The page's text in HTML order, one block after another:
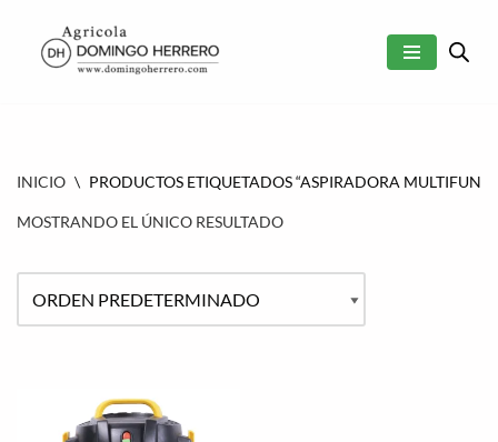
SALTAR
INICIO \ PRODUCTOS ETIQUETADOS “ASPIRADORA
MOSTRANDO EL ÚNICO RESULTADO